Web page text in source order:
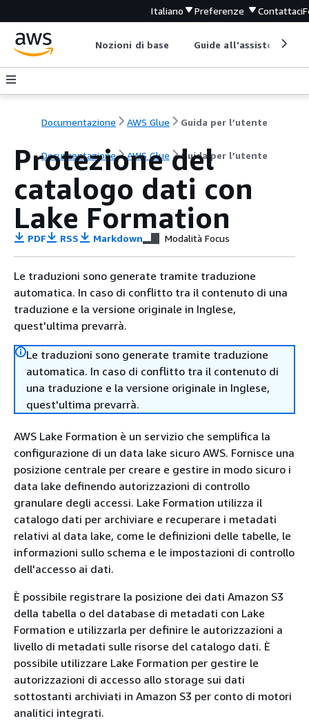
Italiano Preferenze Contattaci
Nozioni di base Guide all'assistenza
Documentazione AWS Glue Guida per l’utente
Documentazione AWS Glue Guida per l’utente
Protezione del
catalogo dati con
Lake Formation
PDF RSS Markdown Modalità Focus
Le traduzioni sono generate tramite traduzione
automatica. In caso di conflitto tra il contenuto di una
traduzione e la versione originale in Inglese,
quest'ultima prevarrà.
Le traduzioni sono generate tramite traduzione
automatica. In caso di conflitto tra il contenuto di
una traduzione e la versione originale in Inglese,
quest'ultima prevarrà.
AWS Lake Formation è un servizio che semplifica la
configurazione di un data lake sicuro AWS. Fornisce una
posizione centrale per creare e gestire in modo sicuro i
data lake definendo autorizzazioni di controllo
granulare degli accessi. Lake Formation utilizza il
catalogo dati per archiviare e recuperare i metadati
relativi al data lake, come le definizioni delle tabelle, le
informazioni sullo schema e le impostazioni di controllo
dell'accesso ai dati.
È possibile registrare la posizione dei dati Amazon S3
della tabella o del database di metadati con Lake
Formation e utilizzarla per definire le autorizzazioni a
livello di metadati sulle risorse del catalogo dati. È
possibile utilizzare Lake Formation per gestire le
autorizzazioni di accesso allo storage sui dati
sottostanti archiviati in Amazon S3 per conto di motori
analitici integrati.